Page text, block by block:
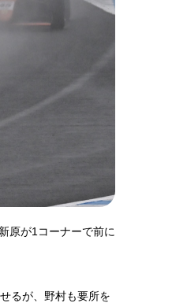
原が1コーナーで前に
るが、野村も要所を